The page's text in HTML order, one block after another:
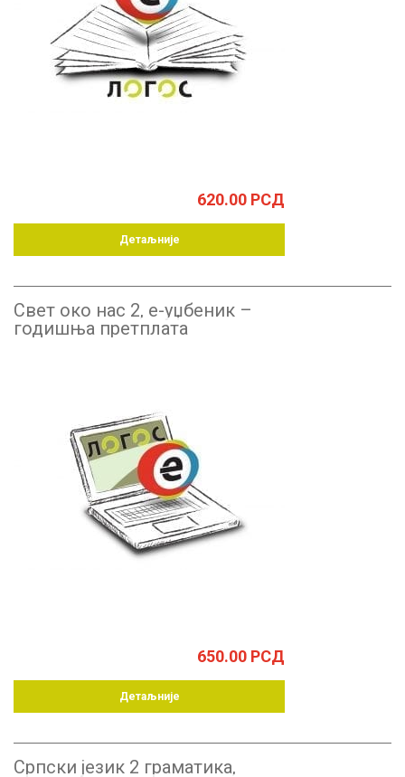
620.00 РСД
Детаљније
Свет око нас 2, е-уџбеник –
годишња претплата
650.00 РСД
Детаљније
Српски језик 2 граматика,